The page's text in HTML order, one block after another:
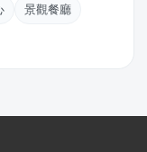
景觀餐廳